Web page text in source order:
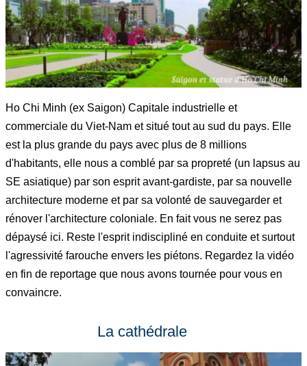
Ho Chi Minh (ex Saigon) Capitale industrielle et
commerciale du Viet-Nam et situé tout au sud du pays. Elle
est la plus grande du pays avec plus de 8 millions
d'habitants, elle nous a comblé par sa propreté (un lapsus au
SE asiatique) par son esprit avant-gardiste, par sa nouvelle
architecture moderne et par sa volonté de sauvegarder et
rénover l'architecture coloniale. En fait vous ne serez pas
dépaysé ici. Reste l'esprit indiscipliné en conduite et surtout
l'agressivité farouche envers les piétons. Regardez la vidéo
en fin de reportage que nous avons tournée pour vous en
convaincre.
La cathédrale